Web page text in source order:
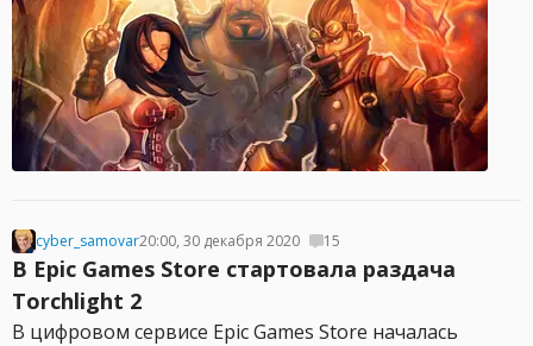
cyber_samovar20:00, 30 декабря 2020 15
В Epic Games Store стартовала раздача
Torchlight 2
В цифровом сервисе Epic Games Store началась